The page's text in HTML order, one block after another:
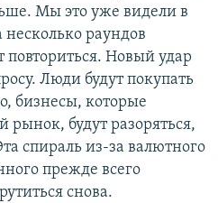
Мы это уже видели в
раундов
Новый удар
Люди будут покупать
бизнесы, которые
рынок, будут разоряться,
спираль из-за валютного
прежде всего
снова.